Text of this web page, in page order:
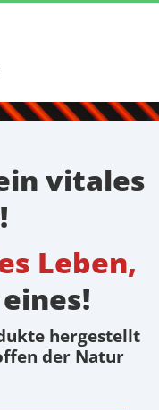
vitales
Leben,
hergestellt
der Natur